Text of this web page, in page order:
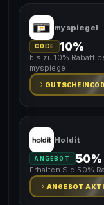
myspiegel
CODE 10%
bis zu 10% Rabatt
myspiegel
Holdit
ANGEBOT 50%
Erhalten Sie 50%
ANGEBOT